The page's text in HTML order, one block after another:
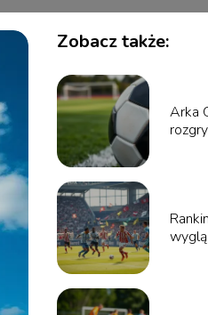
Zobacz także:
Arka